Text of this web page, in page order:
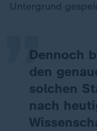
Untergrund
Dennoch
den
solchen
nach